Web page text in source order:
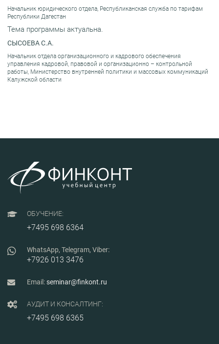
Начальник юридического отдела, Республиканская служба по тарифам
Республики Дагестан
Тема программы актуальна.
СЫСОЕВА С.А.
Начальник отдела организационного и кадрового обеспечения
управления кадровой, правовой и организационно – контрольной
работы, Министерство внутренней политики и массовых коммуникаций
Калужской области
ОБУЧЕНИЕ:
+7495 698 6364
WhatsApp, Telegram, Viber:
+7926 013 3476
Email:seminar@finkont.ru
АУДИТ И КОНСАЛТИНГ:
+7495 698 6365